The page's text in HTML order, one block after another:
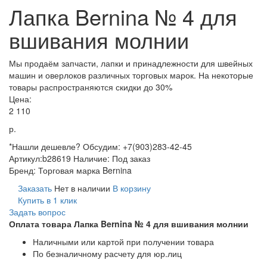
Лапка Bernina № 4 для
вшивания молнии
Мы продаём запчасти, лапки и принадлежности для швейных
машин и оверлоков различных торговых марок. На некоторые
товары распространяются скидки до 30%
Цена:
2 110
р.
*Нашли дешевле? Обсудим: +7(903)283-42-45
Артикул:b28619 Наличие: Под заказ
Бренд: Торговая марка Bernina
Заказать Нет в наличии В корзину
Купить в 1 клик
Задать вопрос
Оплата товара Лапка Bernina № 4 для вшивания молнии
Наличными или картой при получении товара
По безналичному расчету для юр.лиц